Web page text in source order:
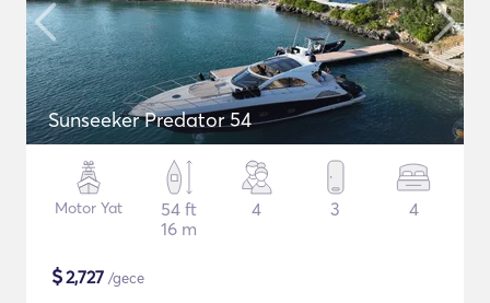
Sunseeker Predator 54
Motor Yat
54 ft
16 m
4 3 4
$2,727 /gece